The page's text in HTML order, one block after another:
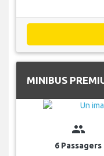
MINIBUS
group
6 Passagers